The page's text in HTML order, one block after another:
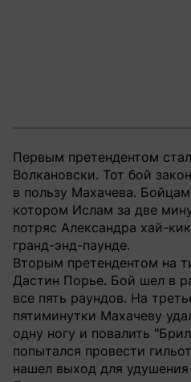
Первым претендентом
Волкановски. Тот бой
в пользу Махачева.
котором Ислам за две
потряс Александра хай-
гранд-энд-паунде.
Вторым претендентом на
Дастин Порье. Бой шел в
все пять раундов. На
пятиминутки Махачеву
одну ногу и повалить
попытался провести
нашел выход для